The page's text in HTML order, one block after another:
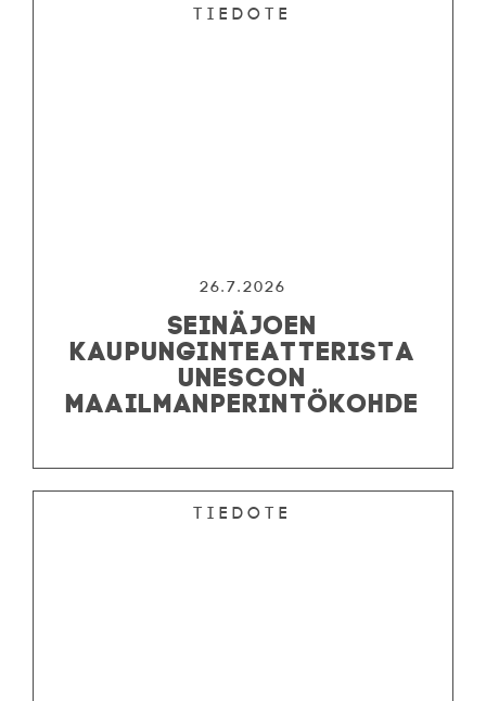
Tiedote
26.7.2026
SEINÄJOEN
KAUPUNGINTEATTERISTA
UNESCON
MAAILMANPERINTÖKOHDE
Tiedote